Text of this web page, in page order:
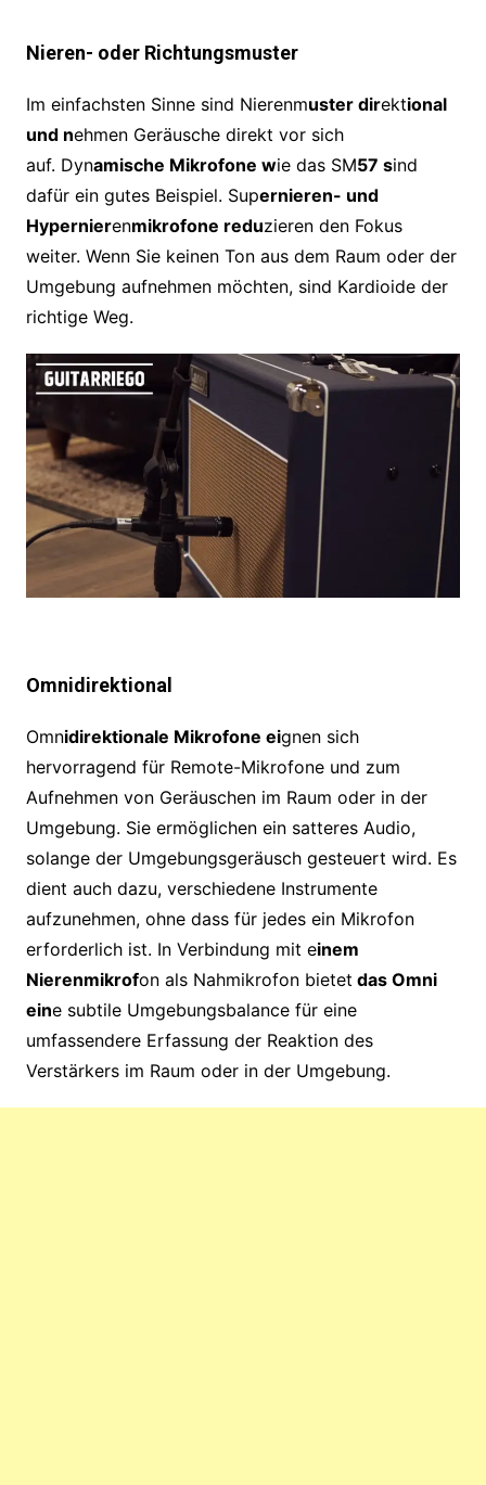
Nieren- oder Richtungsmuster
Im einfachsten Sinne sind Nierenmuster direktional
und nehmen Geräusche direkt vor sich
auf. Dynamische Mikrofone wie das SM57 sind
dafür ein gutes Beispiel. Supernieren- und
Hypernierenmikrofone reduzieren den Fokus
weiter. Wenn Sie keinen Ton aus dem Raum oder der
Umgebung aufnehmen möchten, sind Kardioide der
richtige Weg.
Omnidirektional
Omnidirektionale Mikrofone eignen sich
hervorragend für Remote-Mikrofone und zum
Aufnehmen von Geräuschen im Raum oder in der
Umgebung. Sie ermöglichen ein satteres Audio,
solange der Umgebungsgeräusch gesteuert wird. Es
dient auch dazu, verschiedene Instrumente
aufzunehmen, ohne dass für jedes ein Mikrofon
erforderlich ist. In Verbindung mit einem
Nierenmikrofon als Nahmikrofon bietet das Omni
eine subtile Umgebungsbalance für eine
umfassendere Erfassung der Reaktion des
Verstärkers im Raum oder in der Umgebung.